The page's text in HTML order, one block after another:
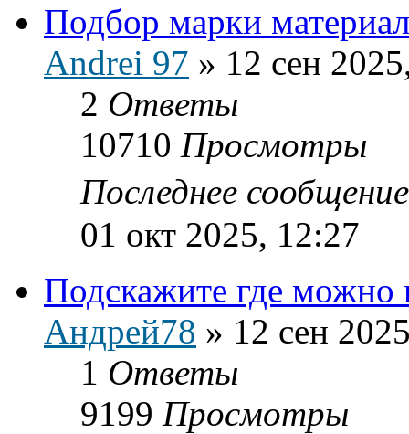
Подбор марки
Andrei 97 » 12 сен
2 Ответы
10710 Просмотры
Последнее
01 окт 2025, 12:27
Подскажите где
Андрей78 » 12 сен
1 Ответы
9199 Просмотры